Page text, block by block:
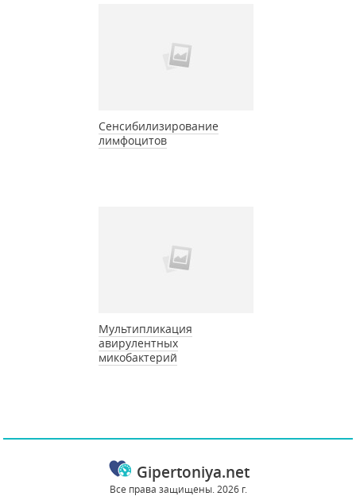
Сенсибилизирование
лимфоцитов
Мультипликация
авирулентных
микобактерий
Gipertoniya.net
Все права защищены. 2026 г.